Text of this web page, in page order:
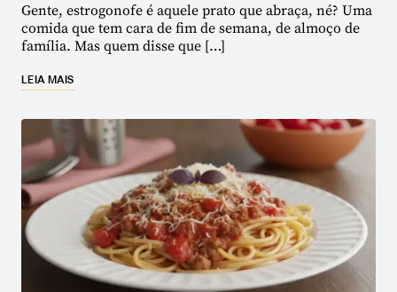
Gente, estrogonofe é aquele prato que abraça, né? Uma
comida que tem cara de fim de semana, de almoço de
família. Mas quem disse que […]
LEIA MAIS